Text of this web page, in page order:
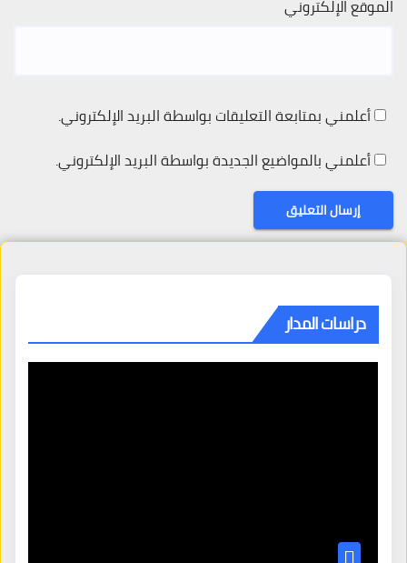
الموقع الإلكتروني
أعلمني بمتابعة التعليقات بواسطة البريد الإلكتروني.
أعلمني بالمواضيع الجديدة بواسطة البريد الإلكتروني.
دراسات المدار